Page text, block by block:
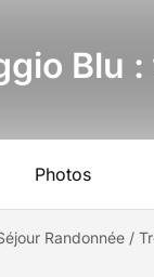
Blu
Photos
Randonnée /